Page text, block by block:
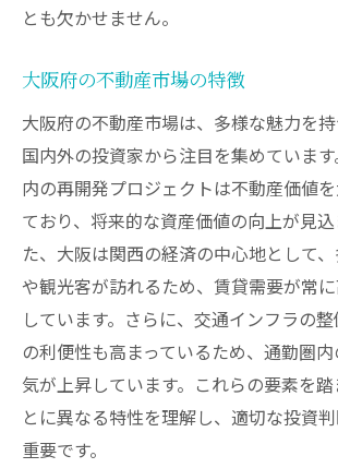
周辺施設の充実
不動産投資で高利回りを目指すポ
利回り計算の基本
初期投資額の最適化
運用コストの削減方法
資産価値の向上策
地域特化の投資戦略
市場動向の分析
大阪府における中長期的な投資戦
長期的視点での資産形成
安定した収益構造の構築
とも欠かせません。
大阪府の不動産市場の特徴
大阪府の不動産市場は、多様な魅力を持
国内外の投資家から注目を集めていま
内の再開発プロジェクトは不動産価値
ており、将来的な資産価値の向上が見
た、大阪は関西の経済の中心地として
や観光客が訪れるため、賃貸需要が常
しています。さらに、交通インフラの
の利便性も高まっているため、通勤圏
気が上昇しています。これらの要素を
とに異なる特性を理解し、適切な投資
重要です。